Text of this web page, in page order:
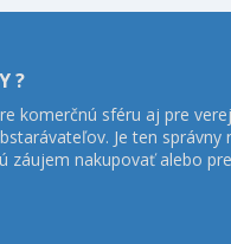
?
komerčnú sféru aj pre
Je ten správny
záujem nakupovať alebo